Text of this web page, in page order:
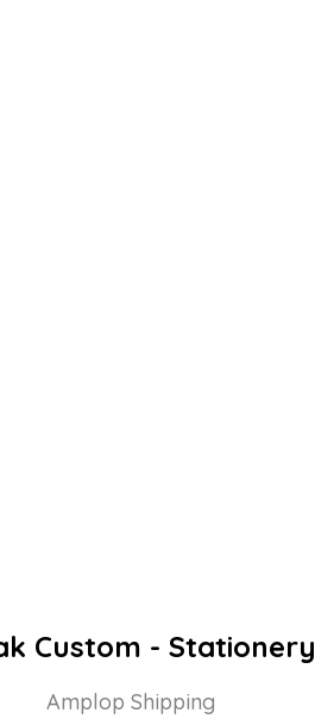
Custom - Stationery
Amplop Shipping